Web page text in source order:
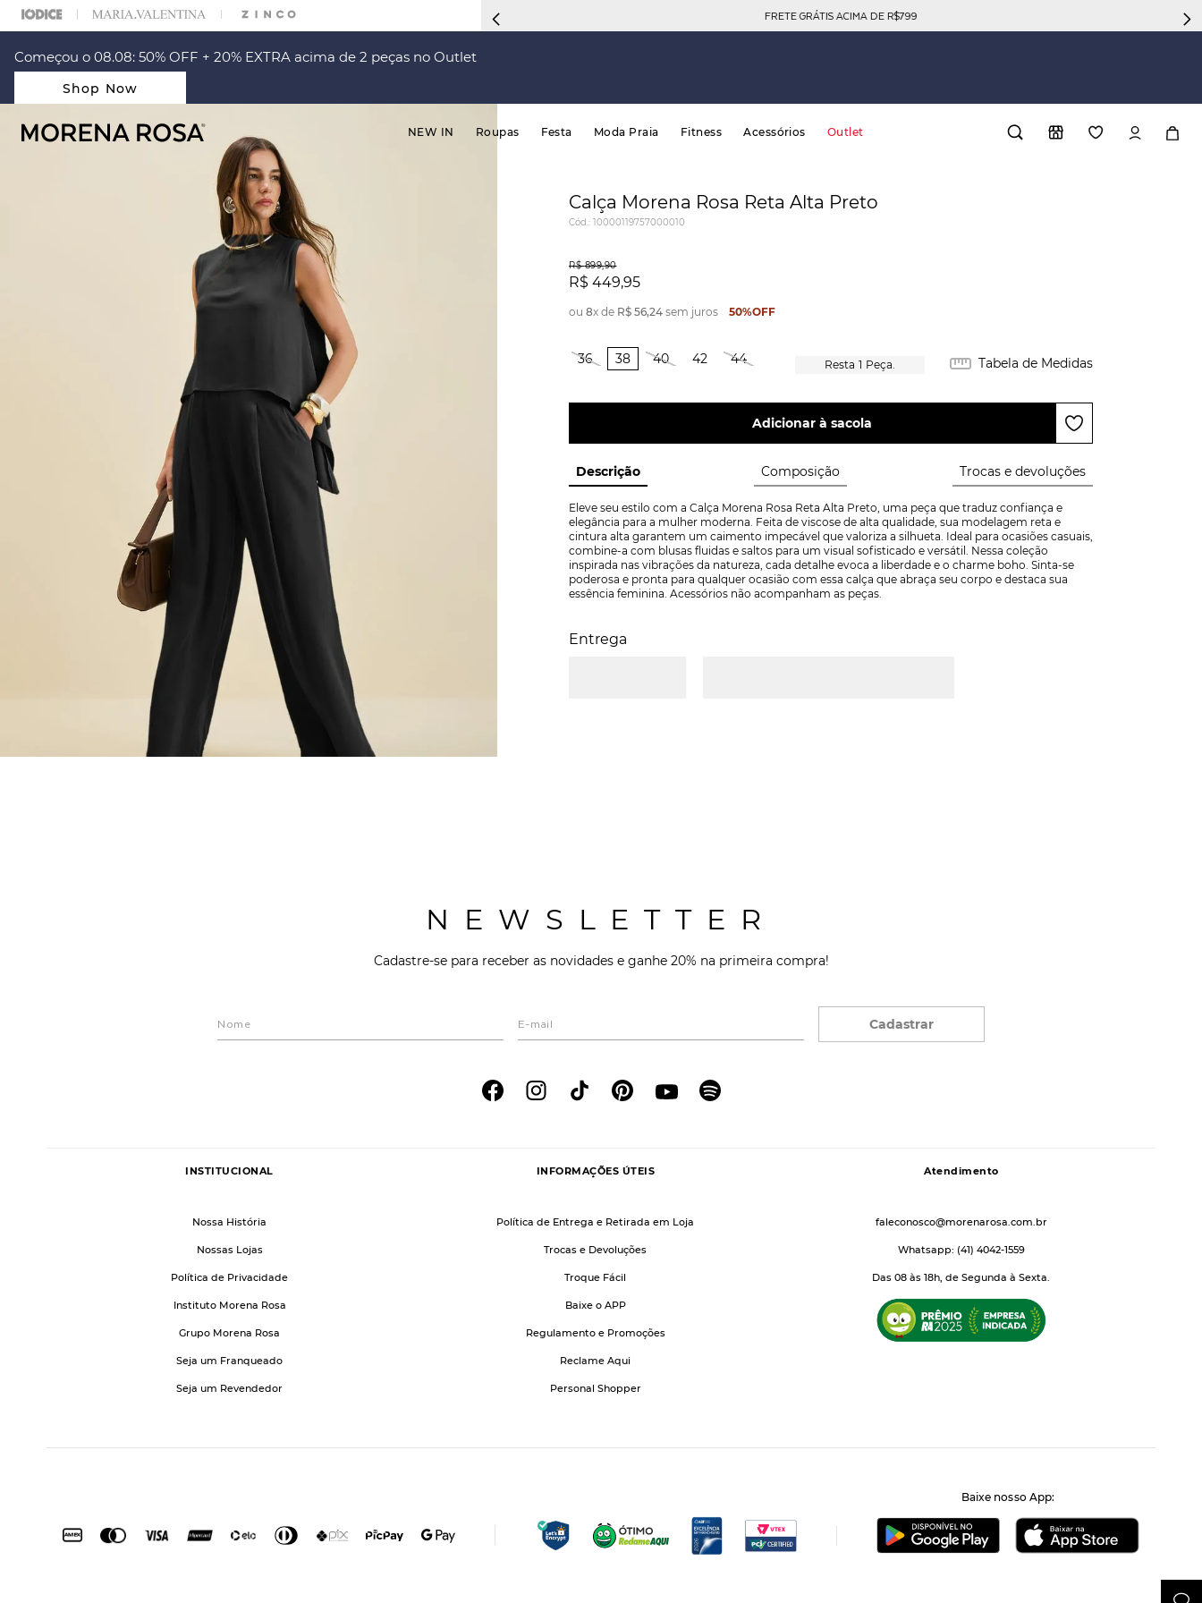
ESCOLHER SEU LOOK?FALE COM NOSSA PERSONAL SHOPPER. FRETE GRÁTIS ACIMA DE R$799
Começou o 08.08: 50% OFF + 20% EXTRA acima de 2 peças no Outlet
Shop Now
NEW IN Roupas Festa Moda Praia Fitness Acessórios Outlet
Calça Morena Rosa Reta Alta Preto
Cód.: 10000119757000010
R$ 899,90
R$ 449,95
ou 8x de R$ 56,24 sem juros 50%OFF
36 38 40 42 44 1 Peça. Tabela de Medidas
Adicionar à sacola
Descrição Composição Trocas e devoluções
Eleve seu estilo com a Calça Morena Rosa Reta Alta Preto, uma peça que traduz confiança e
elegância para a mulher moderna. Feita de viscose de alta qualidade, sua modelagem reta e
cintura alta garantem um caimento impecável que valoriza a silhueta. Ideal para ocasiões casuais,
combine-a com blusas fluidas e saltos para um visual sofisticado e versátil. Nessa coleção
inspirada nas vibrações da natureza, cada detalhe evoca a liberdade e o charme boho. Sinta-se
poderosa e pronta para qualquer ocasião com essa calça que abraça seu corpo e destaca sua
essência feminina. Acessórios não acompanham as peças.
Entrega
NEWSLETTER
Cadastre-se para receber as novidades e ganhe 20% na primeira compra!
Cadastrar
INSTITUCIONAL
Nossa História
Nossas Lojas
Política de Privacidade
Instituto Morena Rosa
Grupo Morena Rosa
Seja um Franqueado
Seja um Revendedor
INFORMAÇÕES ÚTEIS
Política de Entrega e Retirada em Loja
Trocas e Devoluções
Troque Fácil
Baixe o APP
Regulamento e Promoções
Reclame Aqui
Personal Shopper
Atendimento
faleconosco@morenarosa.com.br
Whatsapp: (41) 4042-1559
Das 08 às 18h, de Segunda à Sexta.
Baixe nosso App: